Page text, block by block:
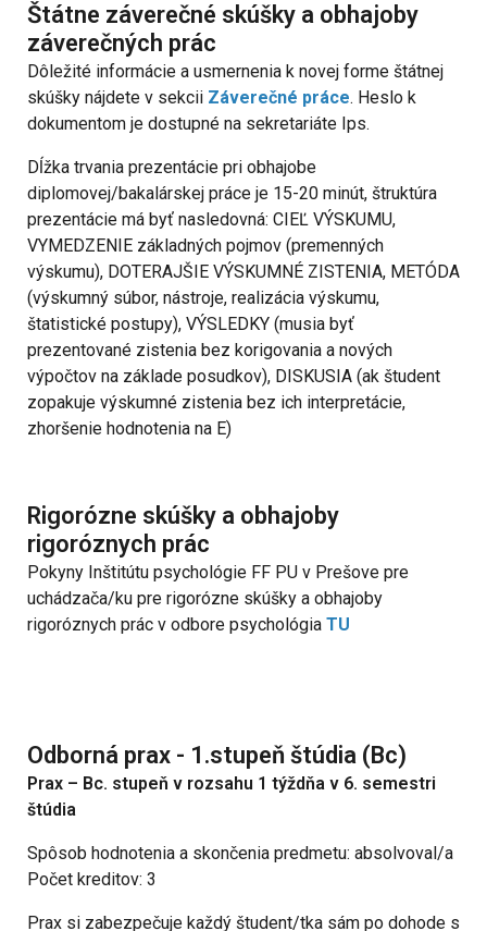
Štátne záverečné skúšky a obhajoby
záverečných prác
Dôležité informácie a usmernenia k novej forme štátnej
skúšky nájdete v sekcii Záverečné práce. Heslo k
dokumentom je dostupné na sekretariáte Ips.
Dĺžka trvania prezentácie pri obhajobe
diplomovej/bakalárskej práce je 15-20 minút, štruktúra
prezentácie má byť nasledovná: CIEĽ VÝSKUMU,
VYMEDZENIE základných pojmov (premenných
výskumu), DOTERAJŠIE VÝSKUMNÉ ZISTENIA, METÓDA
(výskumný súbor, nástroje, realizácia výskumu,
štatistické postupy), VÝSLEDKY (musia byť
prezentované zistenia bez korigovania a nových
výpočtov na základe posudkov), DISKUSIA (ak študent
zopakuje výskumné zistenia bez ich interpretácie,
zhoršenie hodnotenia na E)
Rigorózne skúšky a obhajoby
rigoróznych prác
Pokyny Inštitútu psychológie FF PU v Prešove pre
uchádzača/ku pre rigorózne skúšky a obhajoby
rigoróznych prác v odbore psychológia TU
Odborná prax - 1.stupeň štúdia (Bc)
Prax – Bc. stupeň v rozsahu 1 týždňa v 6. semestri
štúdia
Spôsob hodnotenia a skončenia predmetu: absolvoval/a
Počet kreditov: 3
Prax si zabezpečuje každý študent/tka sám po dohode s